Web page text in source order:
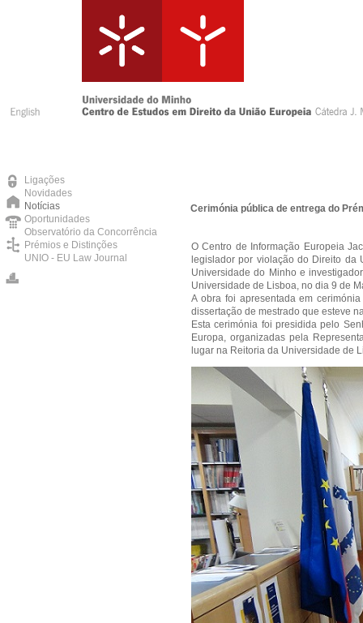
Ligações
Novidades
Notícias
Oportunidades
Observatório da Concorrência
Prémios e Distinções
UNIO - EU Law Journal
Cerimónia pública de entrega do
O Centro de Informação Europeia
legislador por violação do Direito da
Universidade do Minho e
Universidade de Lisboa, no dia 9 de
A obra foi apresentada em
dissertação de mestrado que esteve
Esta cerimónia foi presidida pelo
Europa, organizadas pela
lugar na Reitoria da Universidade de